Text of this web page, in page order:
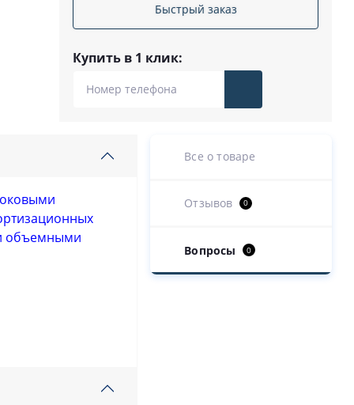
Быстрый заказ
Купить в 1 клик:
объемными
Все о товаре
Отзывов 0
Вопросы 0